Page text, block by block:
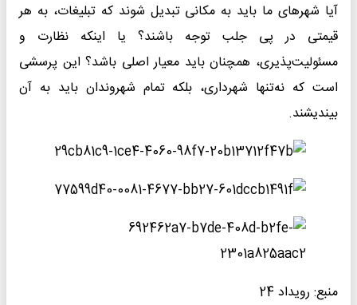
آیا شهرهای ما باید به مکانی تبدیل شوند که تبلیغات، به هر
قیمتی در پی جلب توجه باشند؟ یا اینکه نظارت و
مسئولیت‌پذیری، همچنان باید معیار اصلی باشد؟ این پرسشی
است که نه‌تنها شهرداری، بلکه تمام شهروندان باید به آن
بیندیشند.
منبع: رویداد 24